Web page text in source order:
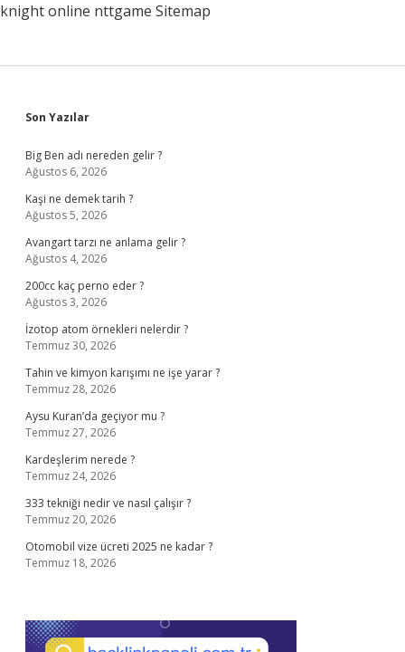
knight online nttgame Sitemap
Sidebar
Son Yazılar
Big Ben adı nereden gelir ?
Ağustos 6, 2026
Kaşi ne demek tarih ?
Ağustos 5, 2026
Avangart tarzı ne anlama gelir ?
Ağustos 4, 2026
200cc kaç perno eder ?
Ağustos 3, 2026
İzotop atom örnekleri nelerdir ?
Temmuz 30, 2026
Tahin ve kimyon karışımı ne işe yarar ?
Temmuz 28, 2026
Aysu Kuran’da geçiyor mu ?
Temmuz 27, 2026
Kardeşlerim nerede ?
Temmuz 24, 2026
333 tekniği nedir ve nasıl çalışır ?
Temmuz 20, 2026
Otomobil vize ücreti 2025 ne kadar ?
Temmuz 18, 2026